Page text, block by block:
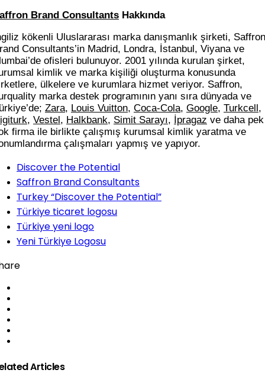
Brand Consultants Hakkında
kökenli Uluslararası marka danışmanlık şirketi, Saffron
Consultants’in Madrid, Londra, İstanbul, Viyana ve
ofisleri bulunuyor. 2001 yılında kurulan şirket,
kimlik ve marka kişiliği oluşturma konusunda
ülkelere ve kurumlara hizmet veriyor. Saffron,
marka destek programının yanı sıra dünyada ve
Zara, Louis Vuitton, Coca-Cola, Google, Turkcell ,
, Vestel , Halkbank, Simit Sarayı, İpragaz ve daha pek
firma ile birlikte çalışmış kurumsal kimlik yaratma ve
çalışmaları yapmış ve yapıyor.
Discover the Potential
Saffron Brand Consultants
Turkey “Discover the Potential”
Türkiye ticaret logosu
Türkiye yeni logo
Yeni Türkiye Logosu
Articles